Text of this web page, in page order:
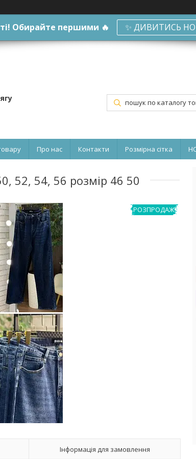
Обирайте першими 🔥 ✨ ДИВИТИСЬ
Про нас Контакти Розмірна сітка
52, 54, 56 розмір 46 50
РОЗПРОДАЖ!
Інформація для замовлення